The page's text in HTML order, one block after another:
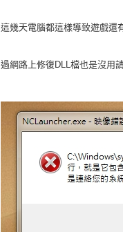
這幾天電腦都這樣導致遊戲還
過網路上修復DLL檔也是沒用